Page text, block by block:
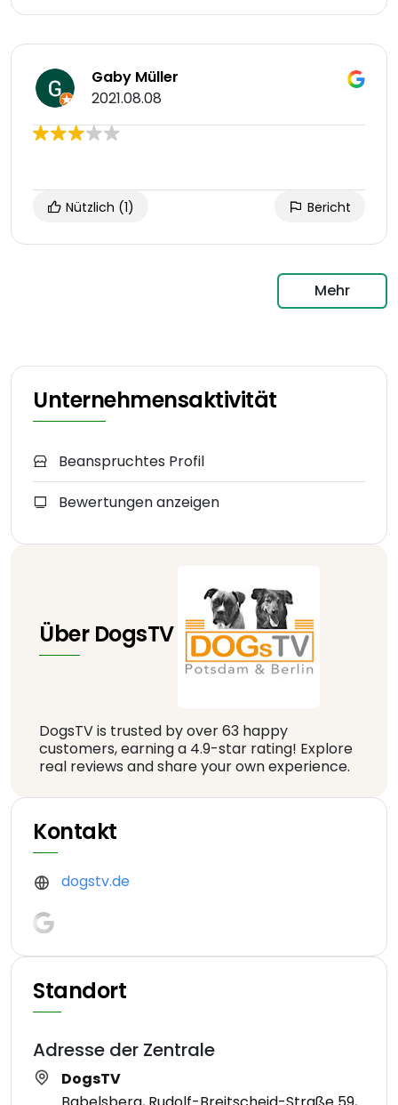
Gaby Müller
2021.08.08
Nützlich (1) Bericht
Mehr
Unternehmensaktivität
Beanspruchtes Profil
Bewertungen anzeigen
Über DogsTV
DogsTV is trusted by over 63 happy
customers, earning a 4.9-star rating! Explore
real reviews and share your own experience.
Kontakt
dogstv.de
Standort
Adresse der Zentrale
DogsTV